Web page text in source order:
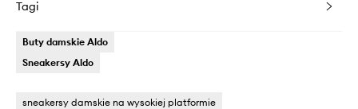
Tagi
Buty damskie Aldo
Sneakersy Aldo
sneakersy damskie na wysokiej platformie